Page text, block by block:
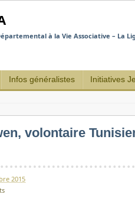
à la Vie Associative – La
Infos généralistes Initiatives
volontaire
2015